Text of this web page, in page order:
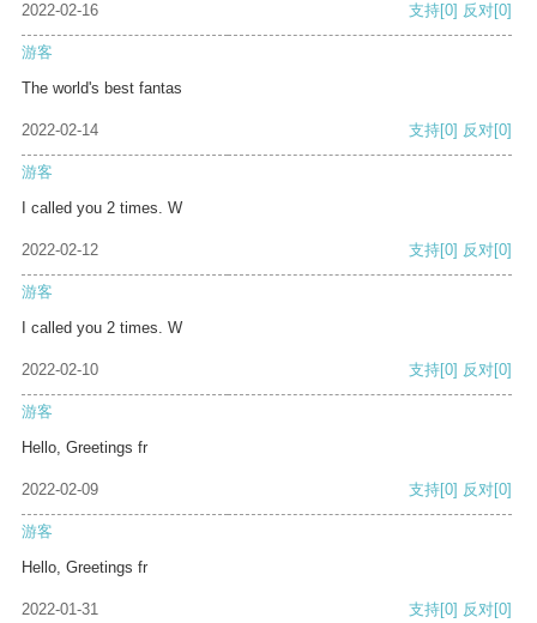
2022-02-16 支持[0] 反对[0]
游客
The world's best fantas
2022-02-14 支持[0] 反对[0]
游客
I called you 2 times. W
2022-02-12 支持[0] 反对[0]
游客
I called you 2 times. W
2022-02-10 支持[0] 反对[0]
游客
Hello, Greetings fr
2022-02-09 支持[0] 反对[0]
游客
Hello, Greetings fr
2022-01-31 支持[0] 反对[0]